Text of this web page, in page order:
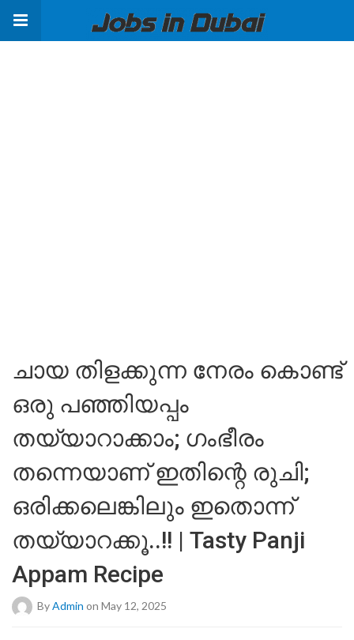
ചായ തിളക്കുന്ന നേരം കൊണ്ട്
ഒരു പഞ്ഞിയപ്പം
തയ്യാറാക്കാം; ഗംഭീരം
തന്നെയാണ് ഇതിന്റെ രുചി;
ഒരിക്കലെങ്കിലും ഇതൊന്ന്
തയ്യാറക്കൂ..!! | Tasty Panji
Appam Recipe
ByAdmin on May 12, 2025